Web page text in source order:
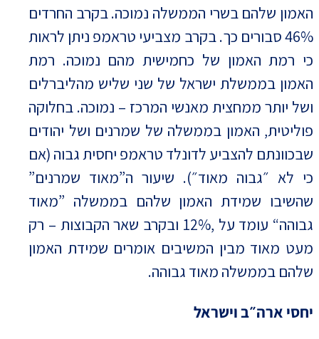
האמון שלהם בשרי הממשלה נמוכה. בקרב החרדים
46% סבורים כך. בקרב מצביעי טראמפ ניתן לראות
כי רמת האמון של כחמישית מהם נמוכה. רמת
האמון בממשלת ישראל של שני שליש מהליברלים
ושל יותר ממחצית מאנשי המרכז – נמוכה. בחלוקה
פוליטית, האמון בממשלה של שמרנים ושל יהודים
שבכוונתם להצביע לדונלד טראמפ יחסית גבוה (אם
כי לא ״גבוה מאוד״). שיעור ה”מאוד שמרנים”
שהשיבו שמידת האמון שלהם בממשלה ”מאוד
גבוהה“ עומד על ,12% ובקרב שאר הקבוצות – רק
מעט מאוד מבין המשיבים אומרים שמידת האמון
שלהם בממשלה מאוד גבוהה.
יחסי ארה״ב וישראל